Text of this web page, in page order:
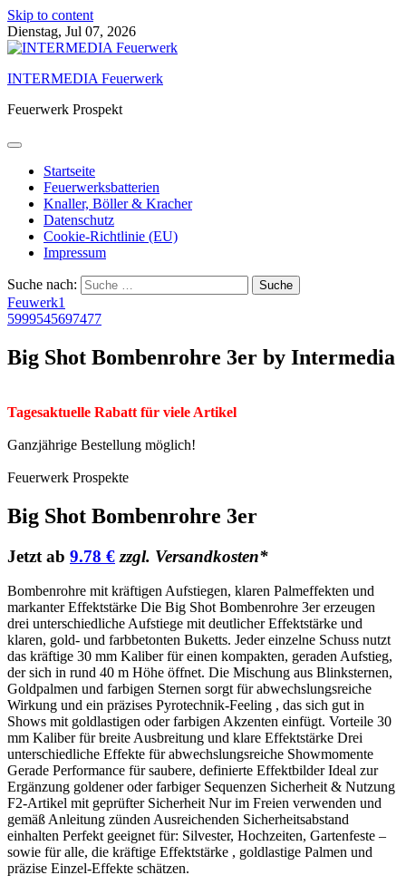
Skip to content
Dienstag, Jul 07, 2026
INTERMEDIA Feuerwerk
Feuerwerk Prospekt
Startseite
Feuerwerksbatterien
Knaller, Böller & Kracher
Datenschutz
Cookie-Richtlinie (EU)
Impressum
Suche nach:
Feuwerk1
5999545697477
Big Shot Bombenrohre 3er by Intermedia
Tagesaktuelle Rabatt für viele Artikel
Ganzjährige Bestellung möglich!
Feuerwerk Prospekte
Big Shot Bombenrohre 3er
Jetzt ab 9.78 € zzgl. Versandkosten*
Bombenrohre mit kräftigen Aufstiegen, klaren Palmeffekten und
markanter Effektstärke Die Big Shot Bombenrohre 3er erzeugen
drei unterschiedliche Aufstiege mit deutlicher Effektstärke und
klaren, gold‑ und farbbetonten Buketts. Jeder einzelne Schuss nutzt
das kräftige 30 mm Kaliber für einen kompakten, geraden Aufstieg,
der sich in rund 40 m Höhe öffnet. Die Mischung aus Blinksternen,
Goldpalmen und farbigen Sternen sorgt für abwechslungsreiche
Wirkung und ein präzises Pyrotechnik‑Feeling , das sich gut in
Shows mit goldlastigen oder farbigen Akzenten einfügt. Vorteile 30
mm Kaliber für breite Ausbreitung und klare Effektstärke Drei
unterschiedliche Effekte für abwechslungsreiche Showmomente
Gerade Performance für saubere, definierte Effektbilder Ideal zur
Ergänzung goldener oder farbiger Sequenzen Sicherheit & Nutzung
F2‑Artikel mit geprüfter Sicherheit Nur im Freien verwenden und
gemäß Anleitung zünden Ausreichenden Sicherheitsabstand
einhalten Perfekt geeignet für: Silvester, Hochzeiten, Gartenfeste –
sowie für alle, die kräftige Effektstärke , goldlastige Palmen und
präzise Einzel‑Effekte schätzen.